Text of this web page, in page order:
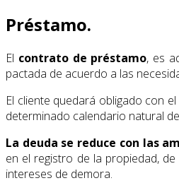
Préstamo.
El contrato de préstamo, es
pactada de acuerdo a las
El cliente quedará obligado con
determinado calendario natural
La deuda se reduce con las
en el registro de la propiedad,
intereses de demora.